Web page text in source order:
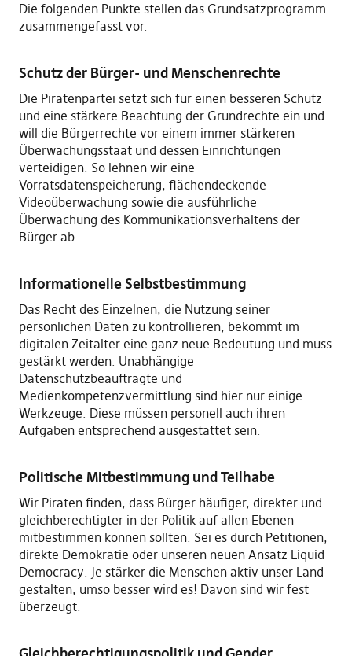
Die folgenden Punkte stellen das Grundsatzprogramm
zusammengefasst vor.
Schutz der Bürger- und Menschenrechte
Die Piratenpartei setzt sich für einen besseren Schutz
und eine stärkere Beachtung der Grundrechte ein und
will die Bürgerrechte vor einem immer stärkeren
Überwachungsstaat und dessen Einrichtungen
verteidigen. So lehnen wir eine
Vorratsdatenspeicherung, flächendeckende
Videoüberwachung sowie die ausführliche
Überwachung des Kommunikationsverhaltens der
Bürger ab.
Informationelle Selbstbestimmung
Das Recht des Einzelnen, die Nutzung seiner
persönlichen Daten zu kontrollieren, bekommt im
digitalen Zeitalter eine ganz neue Bedeutung und muss
gestärkt werden. Unabhängige
Datenschutzbeauftragte und
Medienkompetenzvermittlung sind hier nur einige
Werkzeuge. Diese müssen personell auch ihren
Aufgaben entsprechend ausgestattet sein.
Politische Mitbestimmung und Teilhabe
Wir Piraten finden, dass Bürger häufiger, direkter und
gleichberechtigter in der Politik auf allen Ebenen
mitbestimmen können sollten. Sei es durch Petitionen,
direkte Demokratie oder unseren neuen Ansatz Liquid
Democracy. Je stärker die Menschen aktiv unser Land
gestalten, umso besser wird es! Davon sind wir fest
überzeugt.